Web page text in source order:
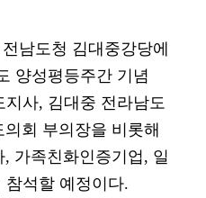
남도청 김대중강당에
양성평등주간 기념
지사, 김대중 전라남도
회 부의장을 비롯해
가족친화인증기업, 일
참석할 예정이다.